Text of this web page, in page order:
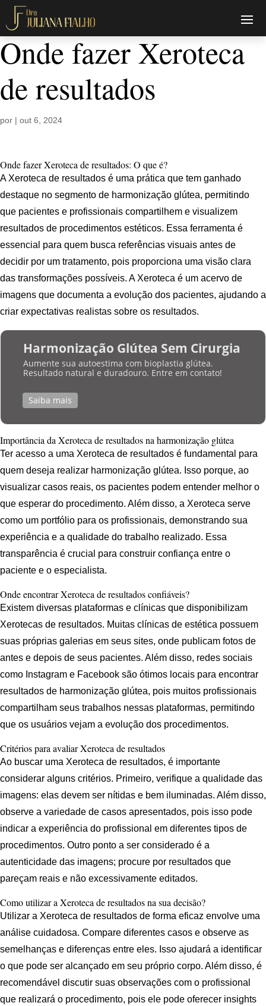
Onde fazer Xeroteca
de resultados
por | out 6, 2024
Onde fazer Xeroteca de resultados: O que é?
A Xeroteca de resultados é uma prática que tem ganhado
destaque no segmento de harmonização glútea, permitindo
que pacientes e profissionais compartilhem e visualizem
resultados de procedimentos estéticos. Essa ferramenta é
essencial para quem busca referências visuais antes de
decidir por um tratamento, pois proporciona uma visão clara
das transformações possíveis. A Xeroteca é um acervo de
imagens que documenta a evolução dos pacientes, ajudando a
criar expectativas realistas sobre os resultados.
Harmonização Glútea Sem Cirurgia
Aumente sua autoestima com bioplastia glútea.
Resultado natural e duradouro. Entre em contato!
Saiba mais
Importância da Xeroteca de resultados na harmonização glútea
Ter acesso a uma Xeroteca de resultados é fundamental para
quem deseja realizar harmonização glútea. Isso porque, ao
visualizar casos reais, os pacientes podem entender melhor o
que esperar do procedimento. Além disso, a Xeroteca serve
como um portfólio para os profissionais, demonstrando sua
experiência e a qualidade do trabalho realizado. Essa
transparência é crucial para construir confiança entre o
paciente e o especialista.
Onde encontrar Xeroteca de resultados confiáveis?
Existem diversas plataformas e clínicas que disponibilizam
Xerotecas de resultados. Muitas clínicas de estética possuem
suas próprias galerias em seus sites, onde publicam fotos de
antes e depois de seus pacientes. Além disso, redes sociais
como Instagram e Facebook são ótimos locais para encontrar
resultados de harmonização glútea, pois muitos profissionais
compartilham seus trabalhos nessas plataformas, permitindo
que os usuários vejam a evolução dos procedimentos.
Critérios para avaliar Xeroteca de resultados
Ao buscar uma Xeroteca de resultados, é importante
considerar alguns critérios. Primeiro, verifique a qualidade das
imagens: elas devem ser nítidas e bem iluminadas. Além disso,
observe a variedade de casos apresentados, pois isso pode
indicar a experiência do profissional em diferentes tipos de
procedimentos. Outro ponto a ser considerado é a
autenticidade das imagens; procure por resultados que
pareçam reais e não excessivamente editados.
Como utilizar a Xeroteca de resultados na sua decisão?
Utilizar a Xeroteca de resultados de forma eficaz envolve uma
análise cuidadosa. Compare diferentes casos e observe as
semelhanças e diferenças entre eles. Isso ajudará a identificar
o que pode ser alcançado em seu próprio corpo. Além disso, é
recomendável discutir suas observações com o profissional
que realizará o procedimento, pois ele pode oferecer insights